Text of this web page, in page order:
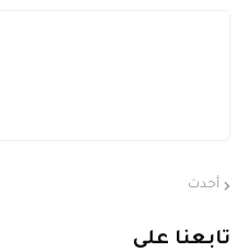
أحدث
تابعنا على